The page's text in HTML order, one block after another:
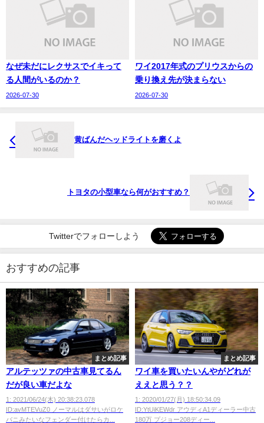
なぜ未だにレクサスでイキって
る人間がいるのか？
2026-07-30
ワイ2017年式のプリウスからの
乗り換え先が決まらない
2026-07-30
黄ばんだヘッドライトを磨くよ
トヨタの小型車なら何がおすすめ？
Twitterでフォローしよう
おすすめの記事
まとめ記事
アルテッツァの中古車見てるん
だが良い車だよな
1: 2021/06/24(木) 20:38:23.078
ID:avMTEVuZ0 ノーマルはダサいがロケ
バニみたいなフェンダー付けたらカ...
まとめ記事
ワイ車を買いたいんやがどれが
ええと思う？？
1: 2020/01/27(月) 18:50:34.09
ID:YtUiKEWdr アウディA1ディーラー中古
180万 プジョー208ディー...